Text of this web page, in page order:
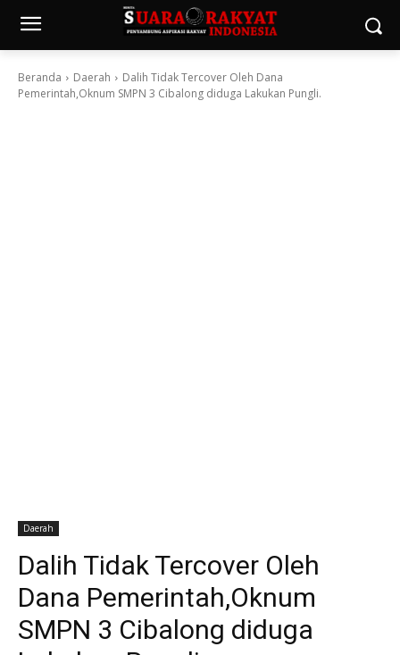
Beranda Daerah
Dalih Tidak Tercover Oleh Dana
Pemerintah,Oknum SMPN 3 Cibalong diduga Lakukan Pungli.
Daerah
Dalih Tidak Tercover Oleh
Dana Pemerintah,Oknum
SMPN 3 Cibalong diduga